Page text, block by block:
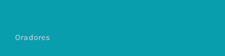
Oradores